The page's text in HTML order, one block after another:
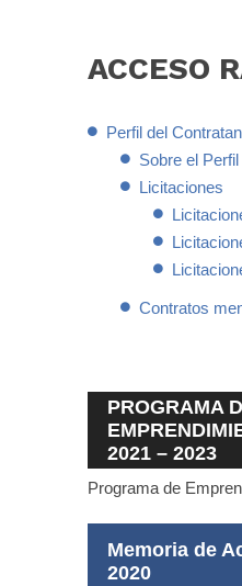
ACCESO
Perfil del
Sobre el
Licitaciones
Contratos
PROGRAMA
2021 – 2023
Programa de
Memoria de
2020